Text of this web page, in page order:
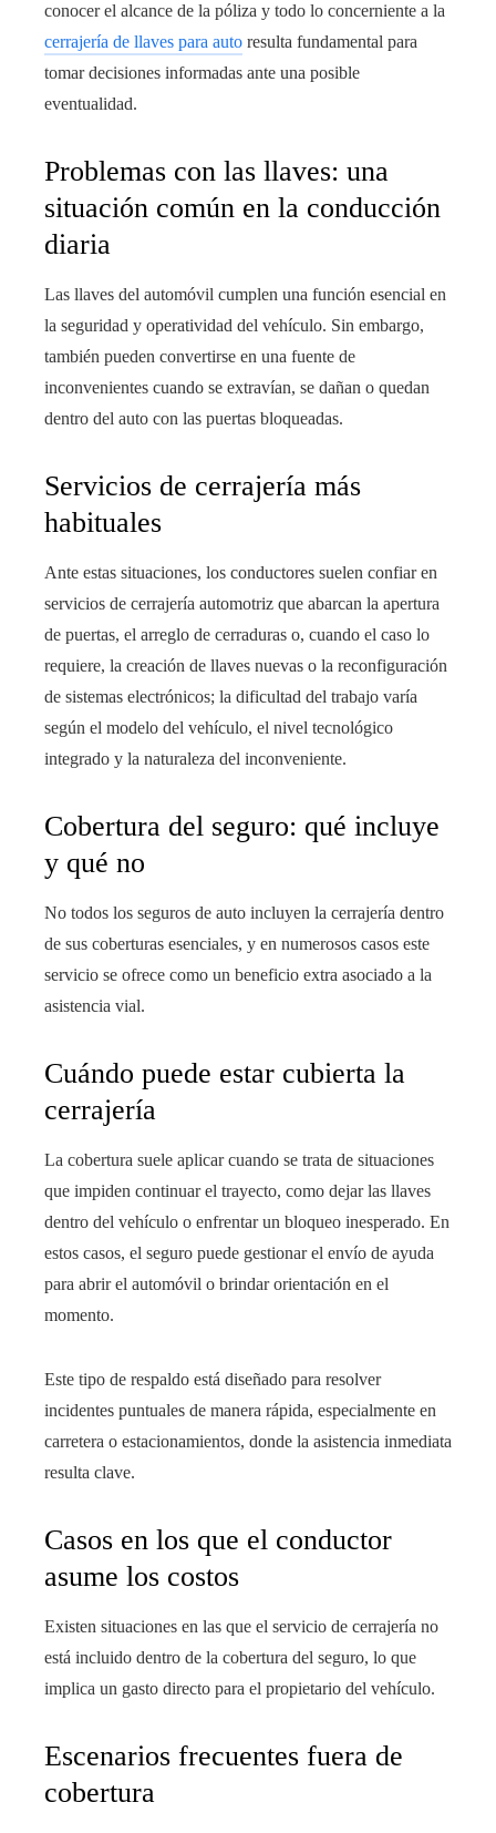
conocer el alcance de la póliza y todo lo concerniente a la
cerrajería de llaves para auto resulta fundamental para
tomar decisiones informadas ante una posible
eventualidad.
Problemas con las llaves: una
situación común en la conducción
diaria
Las llaves del automóvil cumplen una función esencial en
la seguridad y operatividad del vehículo. Sin embargo,
también pueden convertirse en una fuente de
inconvenientes cuando se extravían, se dañan o quedan
dentro del auto con las puertas bloqueadas.
Servicios de cerrajería más
habituales
Ante estas situaciones, los conductores suelen confiar en
servicios de cerrajería automotriz que abarcan la apertura
de puertas, el arreglo de cerraduras o, cuando el caso lo
requiere, la creación de llaves nuevas o la reconfiguración
de sistemas electrónicos; la dificultad del trabajo varía
según el modelo del vehículo, el nivel tecnológico
integrado y la naturaleza del inconveniente.
Cobertura del seguro: qué incluye
y qué no
No todos los seguros de auto incluyen la cerrajería dentro
de sus coberturas esenciales, y en numerosos casos este
servicio se ofrece como un beneficio extra asociado a la
asistencia vial.
Cuándo puede estar cubierta la
cerrajería
La cobertura suele aplicar cuando se trata de situaciones
que impiden continuar el trayecto, como dejar las llaves
dentro del vehículo o enfrentar un bloqueo inesperado. En
estos casos, el seguro puede gestionar el envío de ayuda
para abrir el automóvil o brindar orientación en el
momento.
Este tipo de respaldo está diseñado para resolver
incidentes puntuales de manera rápida, especialmente en
carretera o estacionamientos, donde la asistencia inmediata
resulta clave.
Casos en los que el conductor
asume los costos
Existen situaciones en las que el servicio de cerrajería no
está incluido dentro de la cobertura del seguro, lo que
implica un gasto directo para el propietario del vehículo.
Escenarios frecuentes fuera de
cobertura